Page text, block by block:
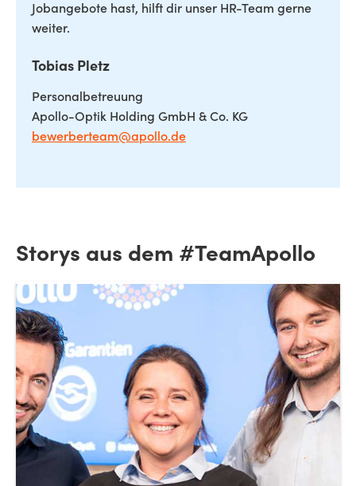
Jobangebote hast, hilft dir unser HR-Team gerne
weiter.
Tobias Pletz
Personalbetreuung
Apollo-Optik Holding GmbH & Co. KG
bewerberteam@apollo.de
Storys aus dem #TeamApollo